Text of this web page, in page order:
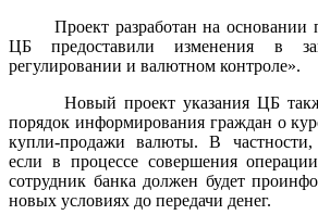
Проект разработан на основании
ЦБ предоставили изменения в
регулировании и валютном контроле».
Новый проект указания ЦБ
порядок информирования граждан о
купли-продажи валюты. В частности,
если в процессе совершения
сотрудник банка должен будет
новых условиях до передачи денег.